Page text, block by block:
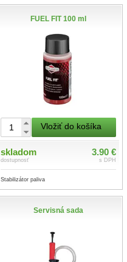
FUEL FIT 100 ml
Vložiť do košíka
skladom
dostupnosť
3.90 €
s DPH
Stabilizátor paliva
Servisná sada